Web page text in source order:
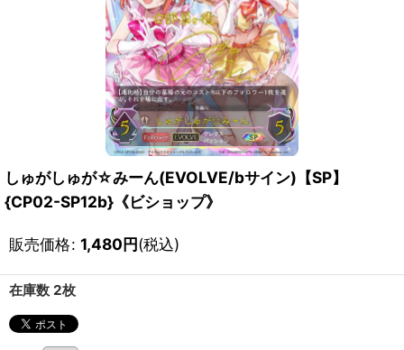
しゅがしゅが☆みーん(EVOLVE/bサイン)【SP】
{CP02-SP12b}《ビショップ》
販売価格: 1,480円(税込)
在庫数 2枚